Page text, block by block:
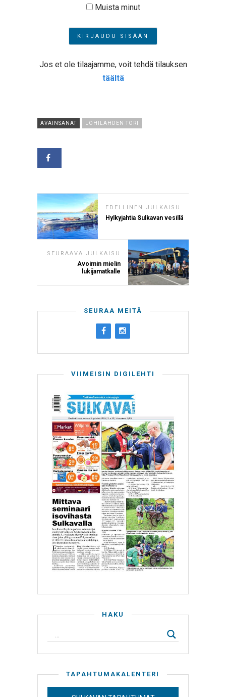
Muista minut
Jos et ole tilaajamme, voit tehdä tilauksen
täältä
AVAINSANAT LOHILAHDEN TORI
EDELLINEN JULKAISU
Hylkyjahtia Sulkavan vesillä
SEURAAVA JULKAISU
Avoimin mielin
lukijamatkalle
SEURAA MEITÄ
VIIMEISIN DIGILEHTI
HAKU
TAPAHTUMAKALENTERI